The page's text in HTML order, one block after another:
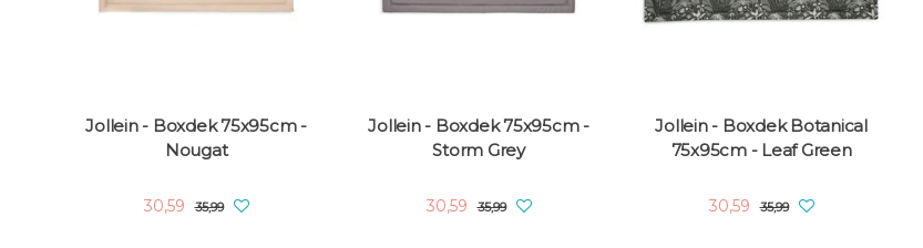
Jollein - Boxdek 75x95cm -
Nougat
30,59 35,99
Jollein - Boxdek 75x95cm -
Storm Grey
30,59 35,99
Jollein - Boxdek Botanical
75x95cm - Leaf Green
30,59 35,99